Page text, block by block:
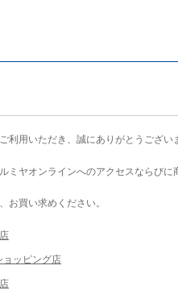
利用いただき、誠にありがとうござい
ミヤオンラインへのアクセスならびに
お買い求めください。
ョッピング店